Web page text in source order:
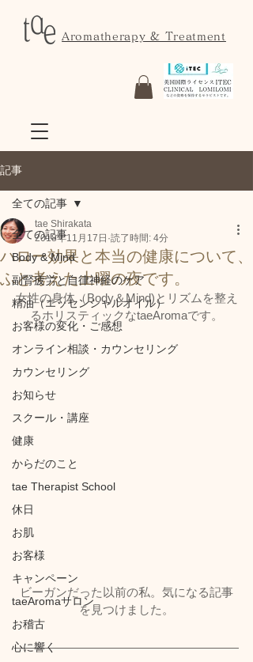
Aromatherapy & Treatment
記事
全ての記事
Body & Mind
副腎疲労と自律神経のケア
精油（エッセンシャルオイル）
お客様の変化・ご感想
オンライン相談・カウンセリング
カウンセリング
お知らせ
スクール・講座
健康
からだのこと
tae Therapist School
休日
お肌
お客様
キャンペーン
taeAromaサロン
お稽古
心に響く
全ての記事
ハロー効果と本当の健康について、
ふと考えた土曜の夜です。
tae Shirakata
2018年11月17日 読了時間: 4分
女性の身体（Body＆Mind)とリズムを整え
るホリスティックなtaeAromaです。
ビーガンだった以前の私。気になる記事
を見つけました。